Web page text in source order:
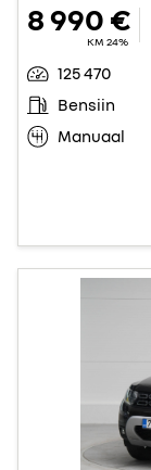
8 990 €
KM 24%
125 470
Bensiin
Manuaal